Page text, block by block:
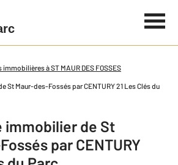
à ST MAUR DES FOSSES
St Maur-des-Fossés par CENTURY 21 Les Clés du
immobilier de St
par CENTURY